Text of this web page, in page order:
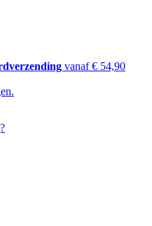
vanaf € 54,90